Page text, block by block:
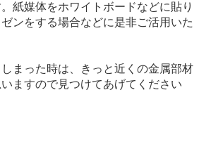
紙媒体をホワイトボードなどに貼り
ンをする場合などに是非ご活用いた
まった時は、きっと近くの金属部材
ますので見つけてあげてください